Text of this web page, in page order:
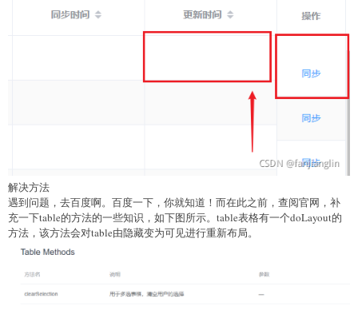
解决方法
遇到问题，去百度啊。百度一下，你就知道！而在此之前，查阅官网，补
充一下table的方法的一些知识，如下图所示。table表格有一个doLayout的
方法，该方法会对table由隐藏变为可见进行重新布局。